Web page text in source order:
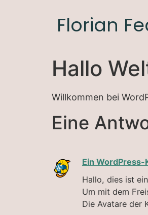
Florian
Hallo
Willkommen bei
Eine
Ein
Hallo, dies ist
Um mit dem
Die Avatare der